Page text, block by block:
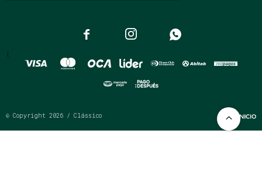
  
{
© Copyright 2026 / Clássico